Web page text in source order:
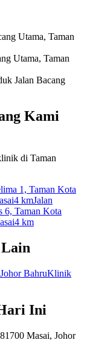
Utama, Taman
Utama, Taman
Jalan Bacang
Kami
di Taman
1, Taman Kota
4 kmJalan
6, Taman Kota
4 km
Johor BahruKlinik
Ini
Masai, Johor